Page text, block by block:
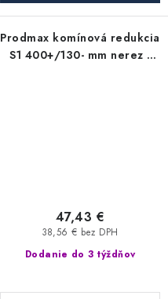
Prodmax komínová redukcia
S1 400+/130- mm nerez -
Dodanie do 3 týždňov
38,56 € bez DPH
47,43 €